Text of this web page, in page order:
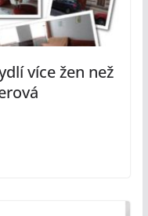
více žen než